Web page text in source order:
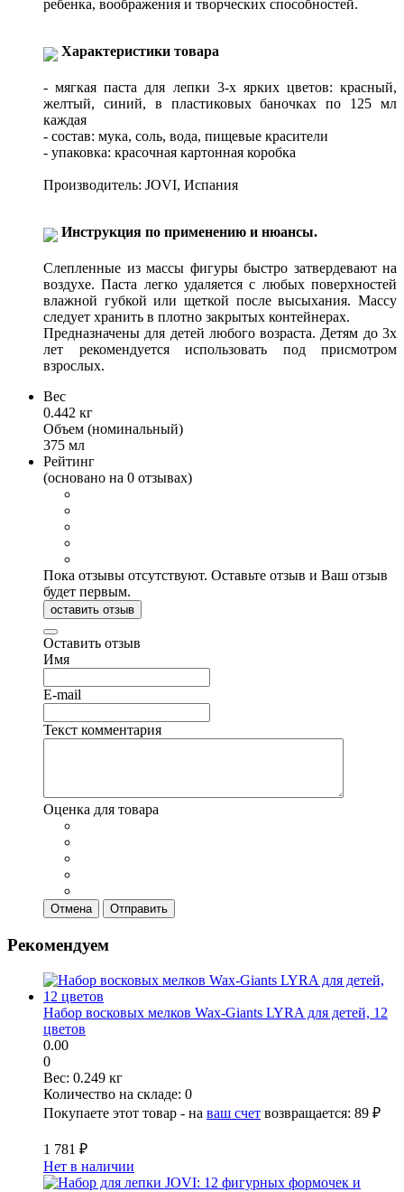
ребенка, воображения и творческих способностей.
Характеристики товара
- мягкая паста для лепки 3-х ярких цветов: красный,
желтый, синий, в пластиковых баночках по 125 мл
каждая
- состав: мука, соль, вода, пищевые красители
- упаковка: красочная картонная коробка
Производитель: JOVI, Испания
Инструкция по применению и нюансы.
Слепленные из массы фигуры быстро затвердевают на
воздухе. Паста легко удаляется с любых поверхностей
влажной губкой или щеткой после высыхания. Массу
следует хранить в плотно закрытых контейнерах.
Предназначены для детей любого возраста. Детям до 3х
лет рекомендуется использовать под присмотром
взрослых.
Вес
0.442 кг
Объем (номинальный)
375 мл
Рейтинг
(основано на 0 отзывах)
Пока отзывы отсутствуют. Оставьте отзыв и Ваш отзыв
будет первым.
оставить отзыв
Оставить отзыв
Имя
E-mail
Текст комментария
Оценка для товара
Отмена Отправить
Рекомендуем
Набор восковых мелков Wax-Giants LYRA для детей, 12
цветов
0.00
0
Вес: 0.249 кг
Количество на складе: 0
Покупаете этот товар - на ваш счет возвращается: 89 ₽
1 781 ₽
Нет в наличии